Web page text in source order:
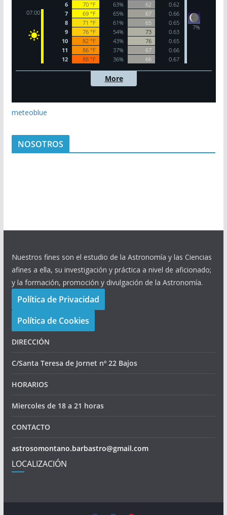
meteoblue
NOSOTROS
Nuestros fines son el estudio de la Astronomía y las Ciencias
afines a ella, su investigación y práctica a nivel de aficionado;
y la formación, promoción y divulgación de la Astronomía.
Política de Privacidad
Política de Cookies
DIRECCIÓN
C/Santa Teresa de Jornet nº 22 Bajos
HORARIOS
Miercoles de 18 a 21 horas
CONTACTO
astrosomontano.barbastro@gmail.com
LOCALIZACIÓN